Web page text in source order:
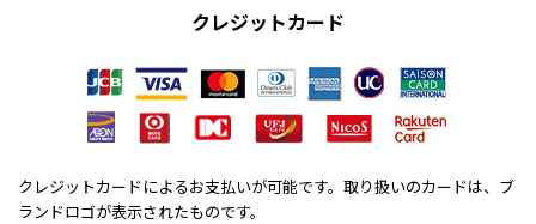
クレジットカード
クレジットカードによるお支払いが可能です。取り扱いのカードは、ブ
ランドロゴが表示されたものです。